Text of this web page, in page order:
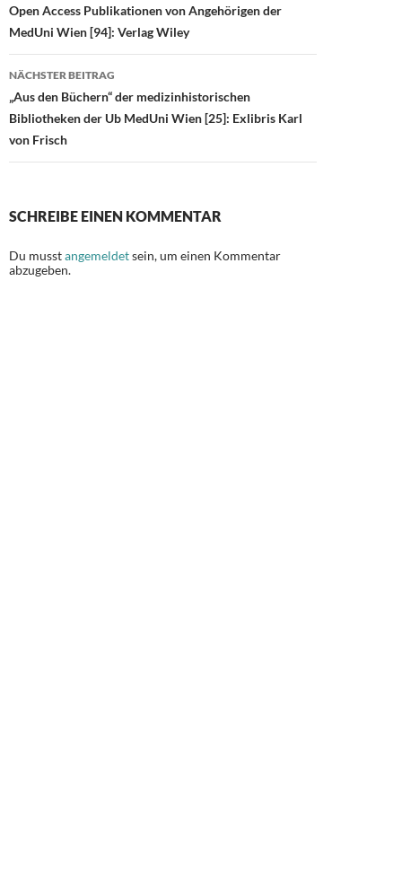
Open Access Publikationen von Angehörigen der
MedUni Wien [94]: Verlag Wiley
NÄCHSTER BEITRAG
„Aus den Büchern“ der medizinhistorischen
Bibliotheken der Ub MedUni Wien [25]: Exlibris Karl
von Frisch
SCHREIBE EINEN KOMMENTAR
Du musstangemeldetsein, um einen Kommentar
abzugeben.